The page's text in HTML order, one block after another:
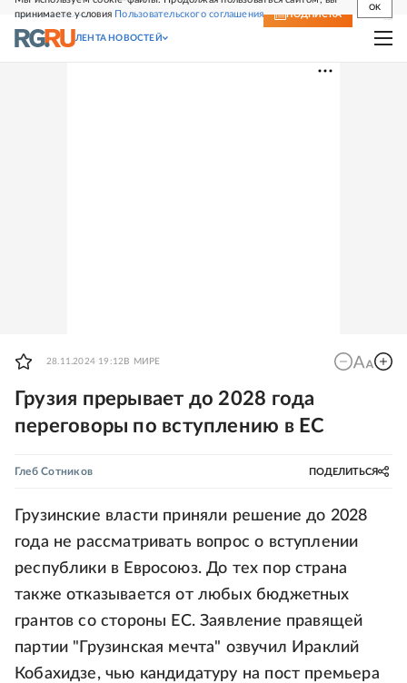
принимаете условия Пользовательского соглашения
OK
СВЕЖИЙ НОМЕР ПОДПИСКА
ЛЕНТА НОВОСТЕЙ
28.11.2024 19:12 В МИРЕ
Грузия прерывает до 2028 года
переговоры по вступлению в ЕС
Глеб Сотников ПОДЕЛИТЬСЯ
Грузинские власти приняли решение до 2028
года не рассматривать вопрос о вступлении
республики в Евросоюз. До тех пор страна
также отказывается от любых бюджетных
грантов со стороны ЕС. Заявление правящей
партии "Грузинская мечта" озвучил Ираклий
Кобахидзе, чью кандидатуру на пост премьера